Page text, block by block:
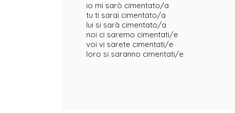
io mi sarò cimentato/a
tu ti sarai cimentato/a
lui si sarà cimentato/a
noi ci saremo cimentati/e
voi vi sarete cimentati/e
loro si saranno cimentati/e